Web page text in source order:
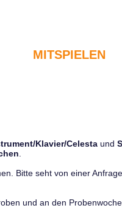
MITSPIELEN
Klavier/Celesta und
Bitte seht von einer
und an den